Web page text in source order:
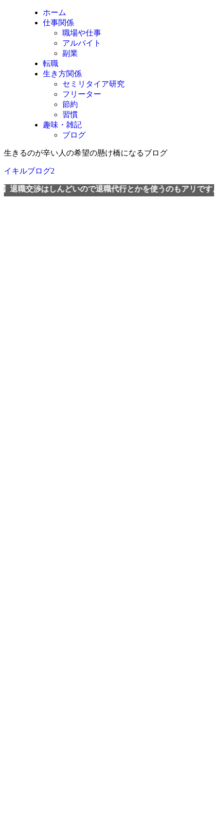
ホーム
仕事関係
職場や仕事
アルバイト
副業
転職
生き方関係
セミリタイア研究
フリーター
節約
習慣
趣味・雑記
ブログ
生きるのが辛い人の希望の懸け橋になるブログ
イキルブログ2
はしんどいので退職代行とかを使うのもアリですよ。